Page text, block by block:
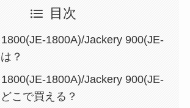
目次
1800A)/Jackery 900(JE-
？
1800A)/Jackery 900(JE-
こで買える？